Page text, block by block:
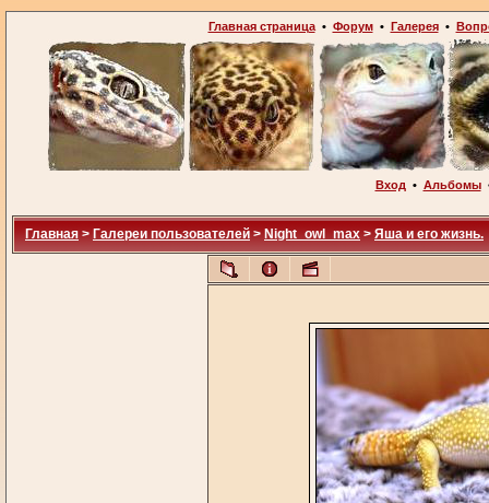
Главная страница• Форум• Галерея•
Вход • Альбомы
Главная > Галереи пользователей > Night_owl_max > Яша и его жизнь.